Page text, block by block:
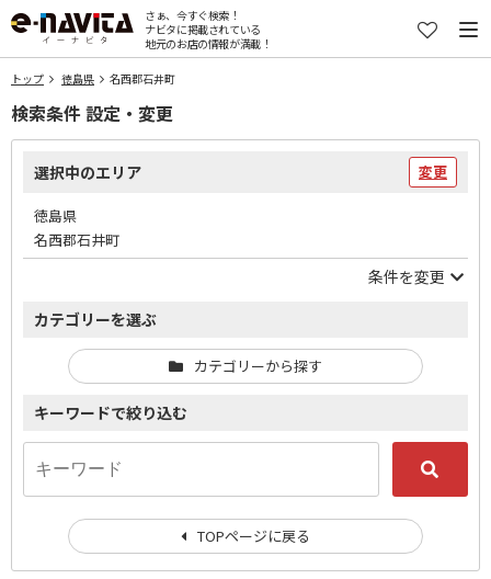
さぁ、今すぐ検索！
ナビタに掲載されている
地元のお店の情報が満載！
トップ 徳島県 名西郡石井町
検索条件 設定・変更
選択中のエリア 変更
徳島県
名西郡石井町
条件を変更
カテゴリーを選ぶ
カテゴリーから探す
キーワードで絞り込む
TOPページに戻る